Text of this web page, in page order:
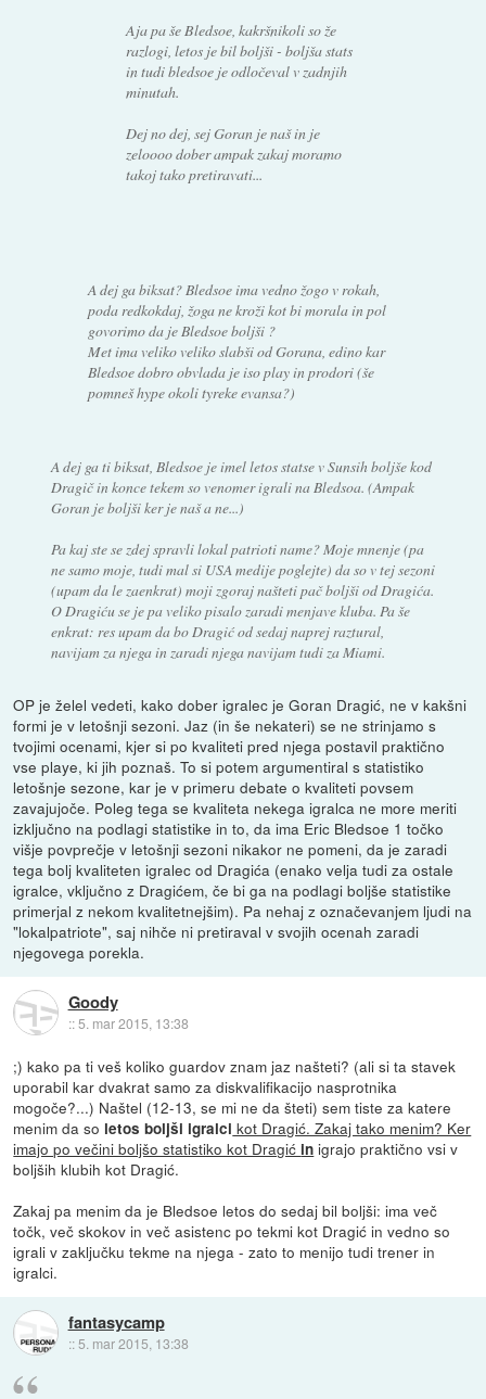
Aja pa še Bledsoe, kakršnikoli so že
razlogi, letos je bil boljši - boljša stats
in tudi bledsoe je odločeval v zadnjih
minutah.
Dej no dej, sej Goran je naš in je
zeloooo dober ampak zakaj moramo
takoj tako pretiravati...
A dej ga biksat? Bledsoe ima vedno žogo v rokah,
poda redkokdaj, žoga ne kroži kot bi morala in pol
govorimo da je Bledsoe boljši ?
Met ima veliko veliko slabši od Gorana, edino kar
Bledsoe dobro obvlada je iso play in prodori (še
pomneš hype okoli tyreke evansa?)
A dej ga ti biksat, Bledsoe je imel letos statse v Sunsih boljše kod
Dragič in konce tekem so venomer igrali na Bledsoa. (Ampak
Goran je boljši ker je naš a ne...)
Pa kaj ste se zdej spravli lokal patrioti name? Moje mnenje (pa
ne samo moje, tudi mal si USA medije poglejte) da so v tej sezoni
(upam da le zaenkrat) moji zgoraj našteti pač boljši od Dragića.
O Dragiću se je pa veliko pisalo zaradi menjave kluba. Pa še
enkrat: res upam da bo Dragić od sedaj naprej raztural,
navijam za njega in zaradi njega navijam tudi za Miami.
OP je želel vedeti, kako dober igralec je Goran Dragić, ne v kakšni
formi je v letošnji sezoni. Jaz (in še nekateri) se ne strinjamo s
tvojimi ocenami, kjer si po kvaliteti pred njega postavil praktično
vse playe, ki jih poznaš. To si potem argumentiral s statistiko
letošnje sezone, kar je v primeru debate o kvaliteti povsem
zavajujoče. Poleg tega se kvaliteta nekega igralca ne more meriti
izključno na podlagi statistike in to, da ima Eric Bledsoe 1 točko
višje povprečje v letošnji sezoni nikakor ne pomeni, da je zaradi
tega bolj kvaliteten igralec od Dragića (enako velja tudi za ostale
igralce, vključno z Dragićem, če bi ga na podlagi boljše statistike
primerjal z nekom kvalitetnejšim). Pa nehaj z označevanjem ljudi na
"lokalpatriote", saj nihče ni pretiraval v svojih ocenah zaradi
njegovega porekla.
Goody
::5. mar 2015, 13:38
;) kako pa ti veš koliko guardov znam jaz našteti? (ali si ta stavek
uporabil kar dvakrat samo za diskvalifikacijo nasprotnika
mogoče?...) Naštel (12-13, se mi ne da šteti) sem tiste za katere
menim da so letos boljši igralci kot Dragić. Zakaj tako menim? Ker
imajo po večini boljšo statistiko kot Dragić in igrajo praktično vsi v
boljših klubih kot Dragić.
Zakaj pa menim da je Bledsoe letos do sedaj bil boljši: ima več
točk, več skokov in več asistenc po tekmi kot Dragić in vedno so
igrali v zaključku tekme na njega - zato to menijo tudi trener in
igralci.
fantasycamp
:: 5. mar 2015, 13:38